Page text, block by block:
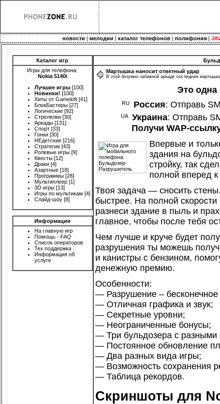
новости |мелодии |каталог телефонов |полифония |
Каталог игр
Игры для телефона:
Nokia 5140i
Лучшие игры [100]
Новинки! [100]
Хиты от Gameloft [41]
БлокБастеры [27]
Логические [92]
Стрелялки [30]
Аркады [131]
Спорт [33]
Гонки [30]
НЕдетские [216]
Стратегии [43]
Ролевые игры [9]
Квесты [12]
Драки [4]
Азартные [18]
Программы [28]
Мультиплеер [1]
3D игры [13]
Игры по мультикам [4]
Слайд-шоу [8]
Информация
На главную игр
Помощь - FAQ
Список операторов
Тех.поддержка
Информация об
услуге
Мартышка наносит ответный удар
В этой безумно забавной аркаде последняя
Это
Россия: Отправь
Украина: Отправь
Получи WAP-
Впервые и
здания на
стройку, так
полной вперед к
Твоя задача — сносить
быстрее. На полной
разнеси здание в пыль и
главное, чтобы после тебя
Чем лучше и круче будет
разрушения ты можешь
и канистры с бензином,
денежную премию.
Особенности:
— Разрушение – бесконечное
— Отличная графика и звук;
— Секретные уровни;
— Неограниченные бонусы;
— Три бульдозера с
— Постоянное обновление
— Два разных вида игры;
— Возможность сохранения
— Таблица рекордов.
Скриншоты для